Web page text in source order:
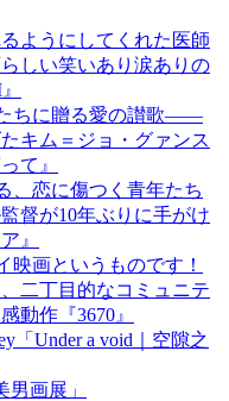
ようにしてくれた医師
しい笑いあり涙ありの
たちに贈る愛の讃歌――
キム＝ジョ・グァンス
て』
、恋に傷つく青年たち
督が10年ぶりに手がけ
』
映画というものです！
二丁目的なコミュニテ
動作『3670』
「Under a void｜空隙之
画展」